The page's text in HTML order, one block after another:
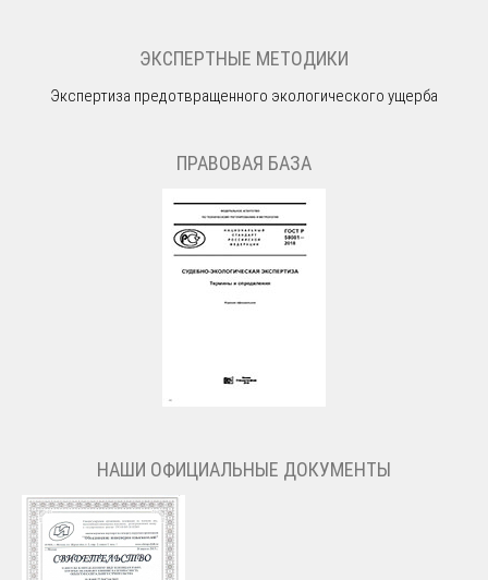
ЭКСПЕРТНЫЕ МЕТОДИКИ
Экспертиза предотвращенного экологического ущерба
ПРАВОВАЯ БАЗА
НАШИ ОФИЦИАЛЬНЫЕ ДОКУМЕНТЫ